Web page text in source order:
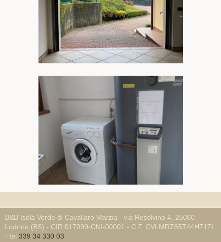
B&B Isola Verde di Cavallaro Marzia - via Resolvino 4, 25060
Lodrino (BS) - CIR 017090-CNI-00001 - C.F. CVLMRZ65T44H717I
- tel 339 34 330 03